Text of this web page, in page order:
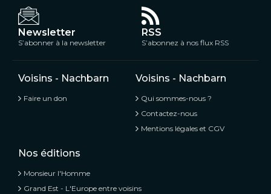
Newsletter
S’abonner à la newsletter
RSS
S’abonnez à nos flux RSS
Voisins - Nachbarn
Faire un don
Voisins - Nachbarn
Qui sommes-nous ?
Contactez-nous
Mentions légales et CGV
Nos éditions
Monsieur l'Homme
Grand Est - L'Europe entre voisins